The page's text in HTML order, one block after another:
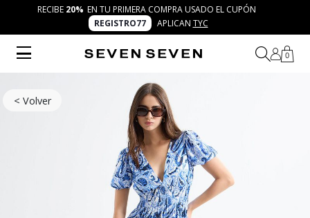
RECIBE 20% EN TU PRIMERA COMPRA USADO EL CUPÓN
REGISTRO77
APLICAN TYC
0
< Volver